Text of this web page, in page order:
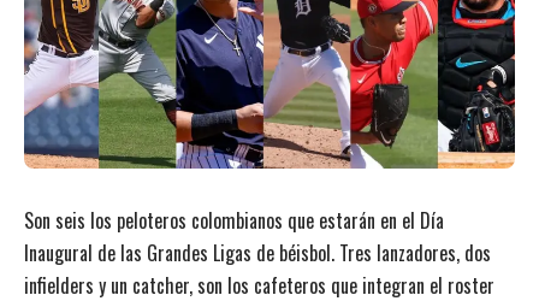
Son seis los peloteros colombianos que estarán en el Día
Inaugural de las Grandes Ligas de béisbol. Tres lanzadores, dos
infielders y un catcher, son los cafeteros que integran el roster